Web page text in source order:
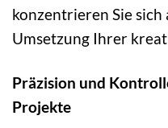
konzentrieren Sie
Umsetzung Ihrer
Präzision und
Projekte